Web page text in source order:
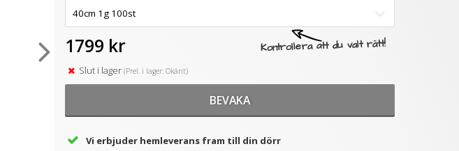
äkta löshår remy
189 kr
Mizzy Tangler brush - Blå
★ ★
recensioner)
99 kr
Midsommar
Kontrollera att du valt rätt!
1799 kr
Slut i lager (Prel. i lager: Okänt)
BEVAKA
Vi erbjuder hemleverans fram till din dörr